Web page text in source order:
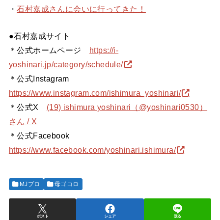
・石村嘉成さんに会いに行ってきた！
●石村嘉成サイト
＊公式ホームページ
https://i-
yoshinari.jp/category/schedule/
＊公式Instagram
https://www.instagram.com/ishimura_yoshinari/
＊公式X (19) ishimura yoshinari（@yoshinari0530）
さん / X
＊公式Facebook
https://www.facebook.com/yoshinari.ishimura/
MJプロ 母ゴコロ
ポスト シェア 送る